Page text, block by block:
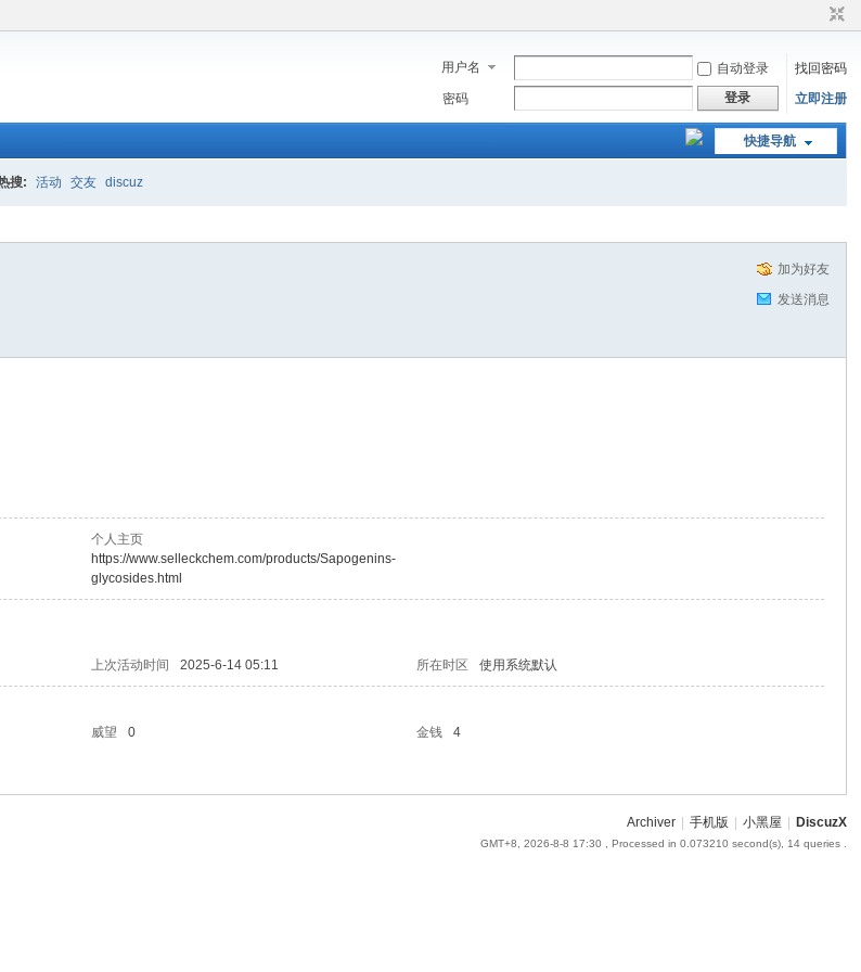
用户名 自动登录
找回密码
密码
登录 立即注册
快捷导航
搜: 活动 交友 discuz
加为好友
发送消息
个人主页
https://www.selleckchem.com/products/Sapogenins-
glycosides.html
上次活动时间 2025-6-14 05:11 所在时区 使用系统默认
威望 0 金钱
4
Archiver 手机版 小黑屋 DiscuzX
GMT+8, 2026-8-8 17:30 , Processed in 0.073210 second(s), 14 queries .